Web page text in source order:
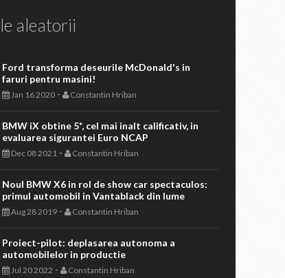
aleatorii
Ford transforma deseurile McDonald's in
faruri pentru masini!
Jan 16 2020- Constantin Hriban
BMW iX obtine 5*, cel mai inalt calificativ, in
evaluarea sigurantei Euro NCAP
Dec 08 2021 - Constantin Hriban
Noul BMW X6 in rol de show car spectaculos:
primul automobil in Vantablack din lume
Aug 28 2019- Constantin Hriban
Proiect-pilot: deplasarea autonoma a
automobilelor in productie
Jul 20 2022 - Constantin Hriban